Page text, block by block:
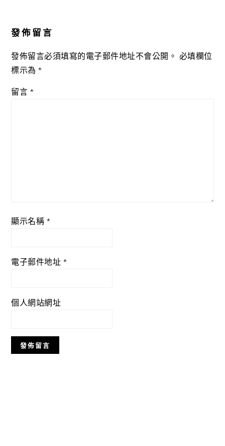
發佈留言
發佈留言必須填寫的電子郵件地址不會公開。 必填欄位
標示為*
留言 *
顯示名稱 *
電子郵件地址 *
個人網站網址